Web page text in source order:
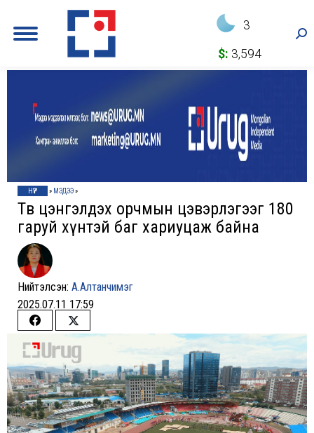
3
$: 3,594
НҮҮР » МЭДЭЭ»
Төв цэнгэлдэх орчмын цэвэрлэгээг 180
гаруй хүнтэй баг хариуцаж байна
Нийтэлсэн: А.Алтанчимэг
2025.07.11 17:59
Share
on
Facebook
Share
on
Twitter